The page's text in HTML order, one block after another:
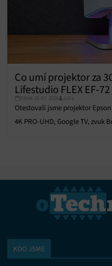
Co umí projektor za
Lifestudio FLEX EF-72
Pátek 10. 07. 2026 Julia
Otestovali jsme projektor
4K PRO-UHD, Google TV, zvuk
KDO JSME